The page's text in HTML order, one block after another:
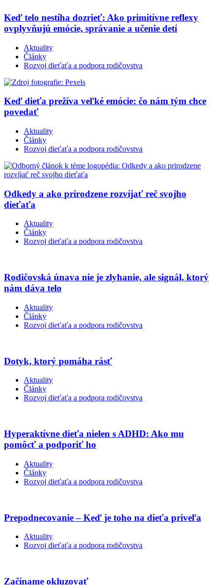
Keď telo nestíha dozrieť: Ako primitívne reflexy
ovplyvňujú emócie, správanie a učenie detí
Aktuality
Články
Rozvoj dieťaťa a podpora rodičovstva
Keď dieťa prežíva veľké emócie: čo nám tým chce
povedať
Aktuality
Články
Rozvoj dieťaťa a podpora rodičovstva
Odkedy a ako prirodzene rozvíjať reč svojho
dieťaťa
Aktuality
Články
Rozvoj dieťaťa a podpora rodičovstva
Rodičovská únava nie je zlyhanie, ale signál, ktorý
nám dáva telo
Aktuality
Články
Rozvoj dieťaťa a podpora rodičovstva
Dotyk, ktorý pomáha rásť
Aktuality
Články
Rozvoj dieťaťa a podpora rodičovstva
Hyperaktívne dieťa nielen s ADHD: Ako mu
pomôcť a podporiť ho
Aktuality
Články
Rozvoj dieťaťa a podpora rodičovstva
Prepodnecovanie – Keď je toho na dieťa priveľa
Aktuality
Rozvoj dieťaťa a podpora rodičovstva
Začíname okluzovať